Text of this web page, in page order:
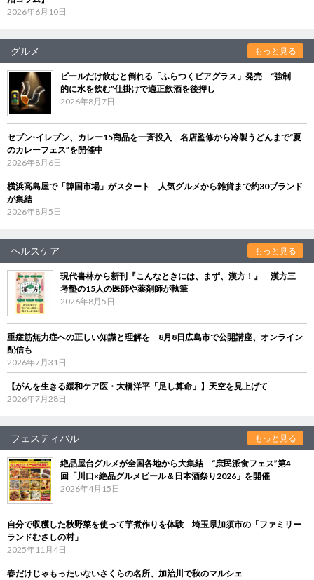
2026年6月10日
グルメ もっと見る
ビールだけ飲むと倒れる「ふらつくビアグラス」発売 “強制
的に水を飲む”仕掛けで適正飲酒を後押し
2026年8月7日
セブン‐イレブン、カレー15商品を一斉投入 名店監修から冷製うどんまで“夏
のカレーフェス”を開催中
2026年8月6日
横浜高島屋で「韓国市場」がスタート 人気グルメから雑貨まで約30ブランド
が集結
2026年8月5日
ヘルスケア もっと見る
現代書林から新刊『こんなときには、まず、漢方！』 漢方三
考塾の15人の医師や薬剤師が執筆
2026年8月5日
重症筋無力症への正しい知識と理解を 8月8日広島市で公開講座、オンライン
配信も
2026年7月31日
【がんを生きる緩和ケア医・大橋洋平「足し算命」】天空を見上げて
2026年7月28日
フェスティバル もっと見る
絶品屋台グルメが全国各地から大集結 “庶民派食フェス”第4
回「川口×絶品グルメビール＆日本酒祭り2026」を開催
2026年4月15日
自分で収穫した秋野菜を使って芋煮作りを体験 埼玉県加須市の「ファミリー
ランドむさしの村」
2025年11月4日
春だけじゃもったいないさくらの名所、加治川で秋のマルシェ